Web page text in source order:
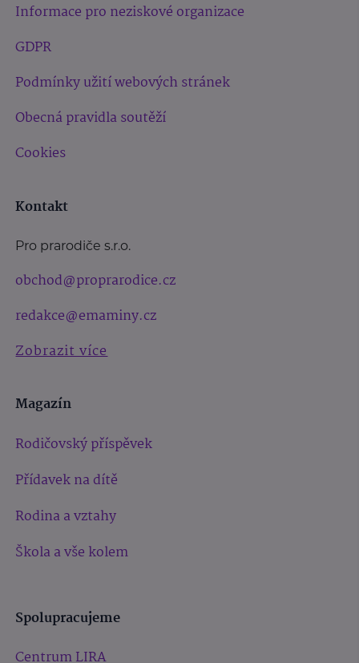
Informace pro neziskové organizace
GDPR
Podmínky užití webových stránek
Obecná pravidla soutěží
Cookies
Kontakt
Pro prarodiče s.r.o.
obchod@proprarodice.cz
redakce@emaminy.cz
Zobrazit více
Magazín
Rodičovský příspěvek
Přídavek na dítě
Rodina a vztahy
Škola a vše kolem
Spolupracujeme
Centrum LIRA